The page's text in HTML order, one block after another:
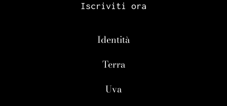
Iscriviti ora
Identità
Terra
Uva